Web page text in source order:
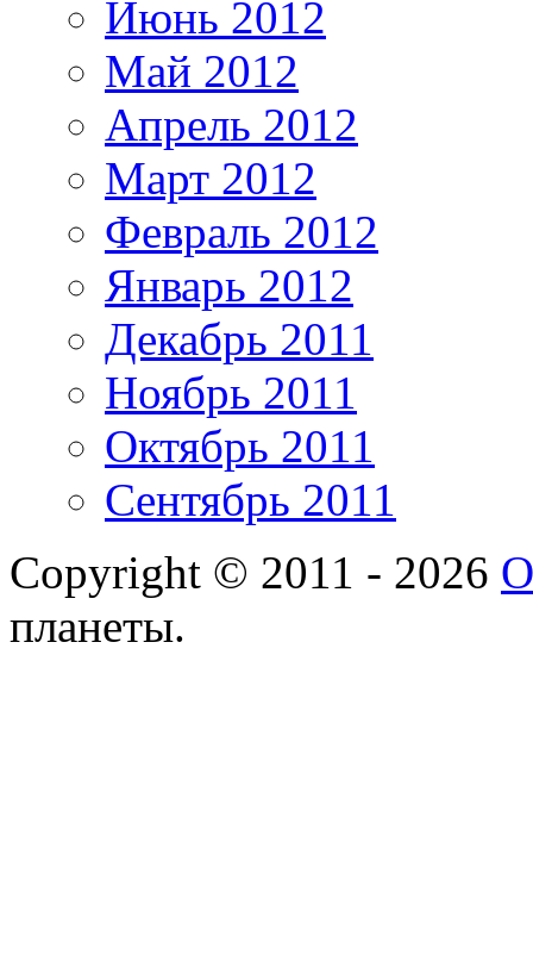
Июнь 2012
Май 2012
Апрель 2012
Март 2012
Февраль 2012
Январь 2012
Декабрь 2011
Ноябрь 2011
Октябрь 2011
Сентябрь 2011
Copyright © 2011 - 2026
планеты.